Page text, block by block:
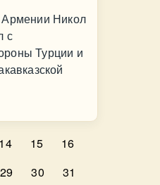
Никол
с
Турции и
14 15
16
29 30
31